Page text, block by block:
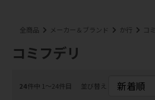
全商品 メーカー＆ブランド か行 コ
コミフデリ
24件中 1〜24件目 並び替え